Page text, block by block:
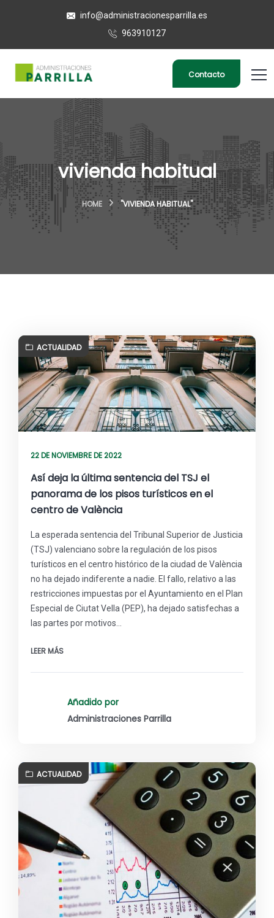
info@administracionesparrilla.es
963910127
Contacto
vivienda habitual
HOME "VIVIENDA HABITUAL"
ACTUALIDAD
22 DE NOVIEMBRE DE 2022
Así deja la última sentencia del TSJ el
panorama de los pisos turísticos en el
centro de València
La esperada sentencia del Tribunal Superior de Justicia
(TSJ) valenciano sobre la regulación de los pisos
turísticos en el centro histórico de la ciudad de València
no ha dejado indiferente a nadie. El fallo, relativo a las
restricciones impuestas por el Ayuntamiento en el Plan
Especial de Ciutat Vella (PEP), ha dejado satisfechas a
las partes por motivos…
LEER MÁS
Añadido por
Administraciones Parrilla
ACTUALIDAD